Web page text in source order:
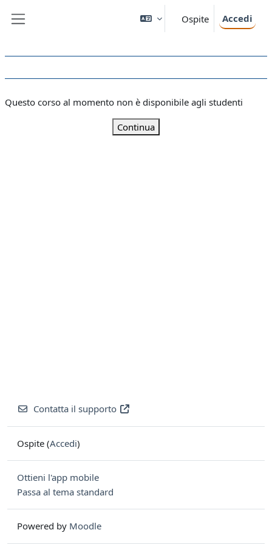
Ospite Accedi
Questo corso al momento non è disponibile agli studenti
Continua
Contatta il supporto
Ospite (Accedi)
Ottieni l'app mobile
Passa al tema standard
Powered by Moodle